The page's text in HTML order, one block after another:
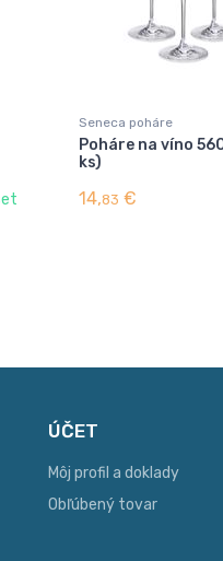
Seneca poháre
Poháre na víno
ks)
14,83 €
ÚČET
Môj profil a doklady
Obľúbený tovar